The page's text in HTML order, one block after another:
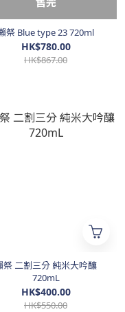
祭 Blue type 23 720ml
HK$780.00
HK$867.00
祭 二割三分 純米大吟釀
720mL
HK$400.00
HK$550.00